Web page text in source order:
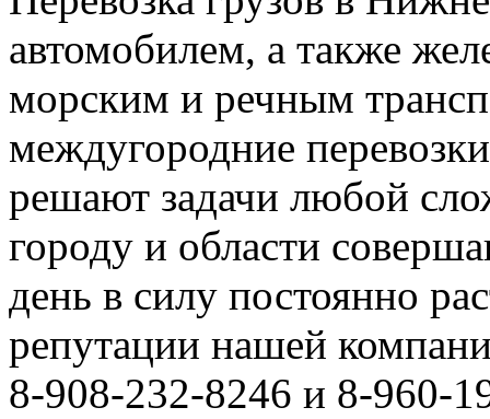
автомобилем, а также
морским и речным
междугородние
решают задачи любой
городу и области
день в силу постоянно
репутации нашей
8-908-232-8246 и 8-960-